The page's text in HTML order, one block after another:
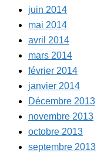
juin 2014
mai 2014
avril 2014
mars 2014
février 2014
janvier 2014
Décembre 2013
novembre 2013
octobre 2013
septembre 2013